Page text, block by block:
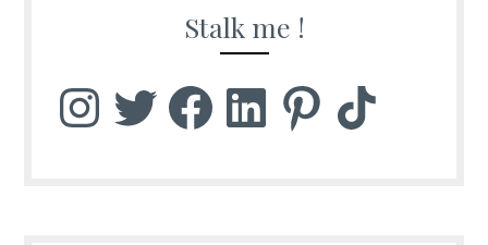
Stalk me !
InstagramTwitter FacebookLinkedInPinterest TikTok